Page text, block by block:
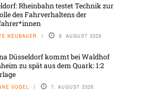
Rheinbahn testet Technik zur
des Fahrverhaltens der
NEUBAUER 8. AUGUST 2026
Düsseldorf kommt bei Waldhof
zu spät aus dem Quark: 1:2
VOGEL 7. AUGUST 2026